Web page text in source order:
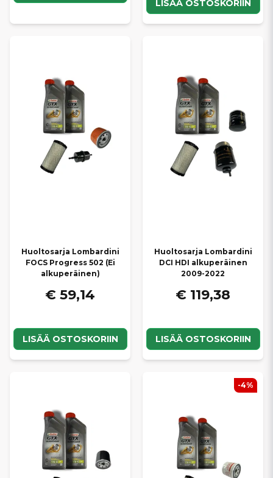
LISÄÄ OSTOSKORIIN
Huoltosarja Lombardini
FOCS Progress 502 (Ei
alkuperäinen)
€ 59,14
LISÄÄ OSTOSKORIIN
Huoltosarja Lombardini
DCI HDI alkuperäinen
2009-2022
€ 119,38
LISÄÄ OSTOSKORIIN
-4%